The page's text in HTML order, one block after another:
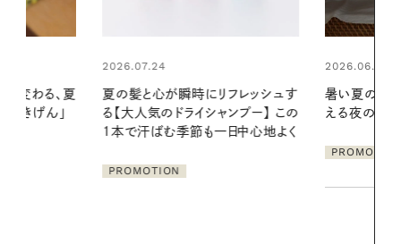
レッシュす
プー】 この
2026.06.01
暑い夏のナイトルーティン。私を整
える夜の爽やかご褒美ケア
2026.06.01
真夏に向け
やりジェルと
ア